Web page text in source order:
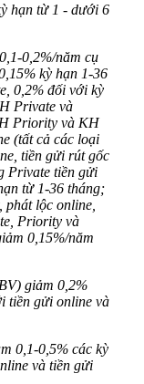
hạn từ 1 - dưới 6
0,2%/năm cụ
kỳ hạn 1-36
0,2% đối với kỳ
Private và
Priority và KH
(tất cả các loại
tiền gửi rút gốc
Private tiền gửi
từ 1-36 tháng;
lộc online,
Priority và
0,15%/năm
giảm 0,2%
tiền gửi online và
0,1-0,5% các kỳ
và tiền gửi